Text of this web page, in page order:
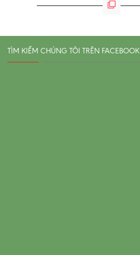
TÌM KIẾM CHÚNG TÔI TRÊN FACEBOOK